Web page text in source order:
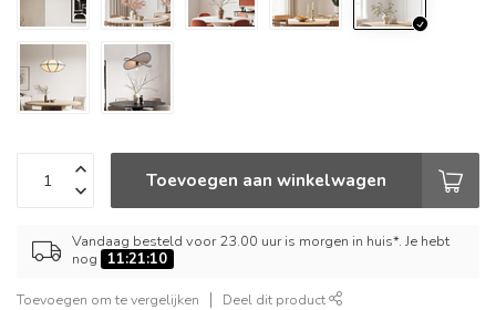
Toevoegen aan winkelwagen
Vandaag besteld voor 23.00 uur is morgen in huis*. Je hebt
nog
11:21:09
Toevoegen om te vergelijken Deel dit product